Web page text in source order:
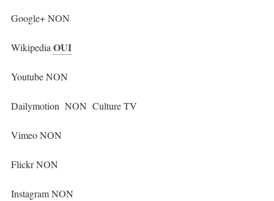
Google+ NON
Wikipedia OUI
Youtube NON
Dailymotion NON Culture TV
Vimeo NON
Flickr NON
Instagram NON